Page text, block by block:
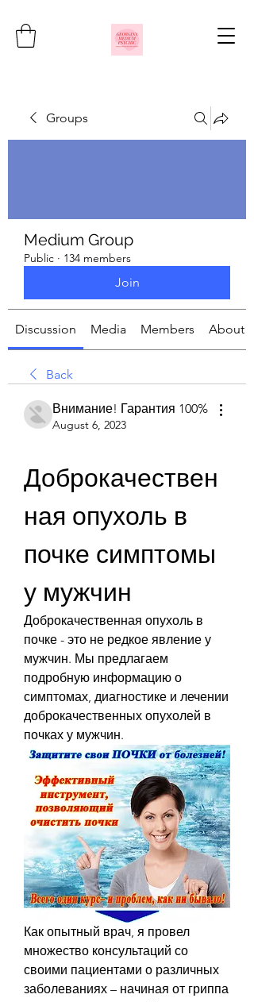
Groups
Medium Group
Public · 134 members
Join
Discussion Media Members About
Back
Внимание! Гарантия 100%
August 6, 2023
Доброкачествен
ная опухоль в
почке симптомы
у мужчин
Доброкачественная опухоль в
почке - это не редкое явление у
мужчин. Мы предлагаем
подробную информацию о
симптомах, диагностике и лечении
доброкачественных опухолей в
почках у мужчин.
Как опытный врач, я провел
множество консультаций со
своими пациентами о различных
заболеваниях – начиная от гриппа